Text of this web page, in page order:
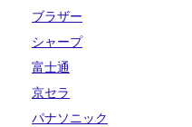
ブラザー
シャープ
富士通
京セラ
パナソニック